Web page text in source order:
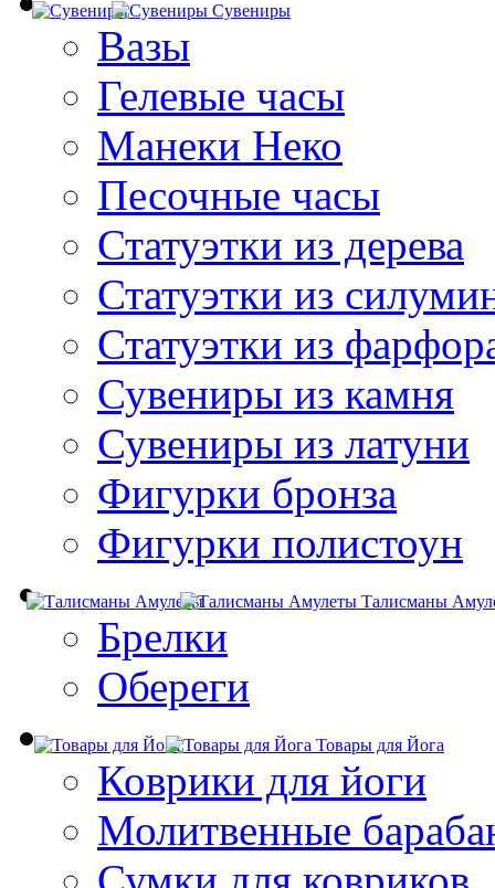
Сувениры
Вазы
Гелевые часы
Манеки Неко
Песочные часы
Статуэтки из дерева
Статуэтки из
Статуэтки из
Сувениры из камня
Сувениры из латуни
Фигурки бронза
Фигурки полистоун
Талисманы
Брелки
Обереги
Товары для Йога
Коврики для йоги
Молитвенные